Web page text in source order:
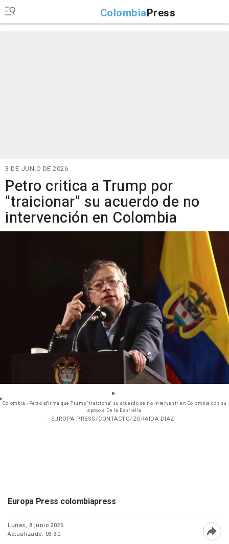
ColombiaPress
3 DE JUNIO DE 2026
Petro critica a Trump por
"traicionar" su acuerdo de no
intervención en Colombia
Colombia.- Petro afirma que Trump "traiciona" su acuerdo de no intervenir en Colombia con su
apoyo a De la Espriella
- EUROPA PRESS/CONTACTO/ZORAIDA DIAZ
Europa Press colombiapress
Lunes, 8 junio 2026
Actualizado: 03:30